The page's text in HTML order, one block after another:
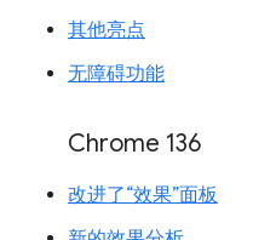
其他亮点
无障碍功能
Chrome 136
改进了“效果”面板